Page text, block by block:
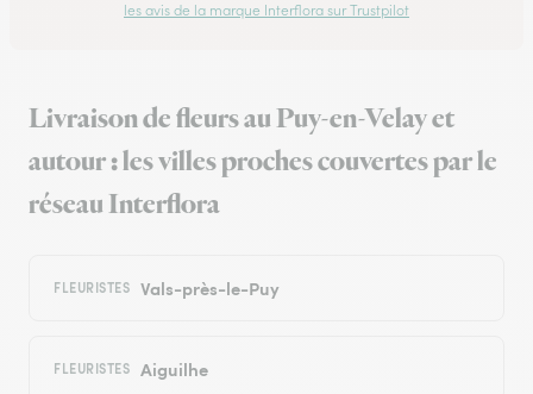
les avis de la marque Interflora sur Trustpilot
Livraison de fleurs au Puy-en-Velay et
autour : les villes proches couvertes par le
réseau Interflora
FLEURISTES Vals-près-le-Puy
FLEURISTES Aiguilhe